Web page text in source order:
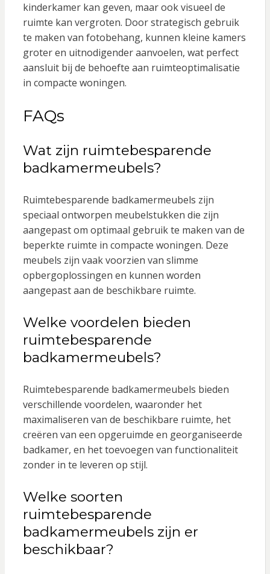
kinderkamer kan geven, maar ook visueel de
ruimte kan vergroten. Door strategisch gebruik
te maken van fotobehang, kunnen kleine kamers
groter en uitnodigender aanvoelen, wat perfect
aansluit bij de behoefte aan ruimteoptimalisatie
in compacte woningen.
FAQs
Wat zijn ruimtebesparende
badkamermeubels?
Ruimtebesparende badkamermeubels zijn
speciaal ontworpen meubelstukken die zijn
aangepast om optimaal gebruik te maken van de
beperkte ruimte in compacte woningen. Deze
meubels zijn vaak voorzien van slimme
opbergoplossingen en kunnen worden
aangepast aan de beschikbare ruimte.
Welke voordelen bieden
ruimtebesparende
badkamermeubels?
Ruimtebesparende badkamermeubels bieden
verschillende voordelen, waaronder het
maximaliseren van de beschikbare ruimte, het
creëren van een opgeruimde en georganiseerde
badkamer, en het toevoegen van functionaliteit
zonder in te leveren op stijl.
Welke soorten
ruimtebesparende
badkamermeubels zijn er
beschikbaar?